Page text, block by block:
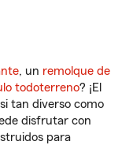
, un remolque de
todoterreno? ¡El
tan diverso como
disfrutar con
para